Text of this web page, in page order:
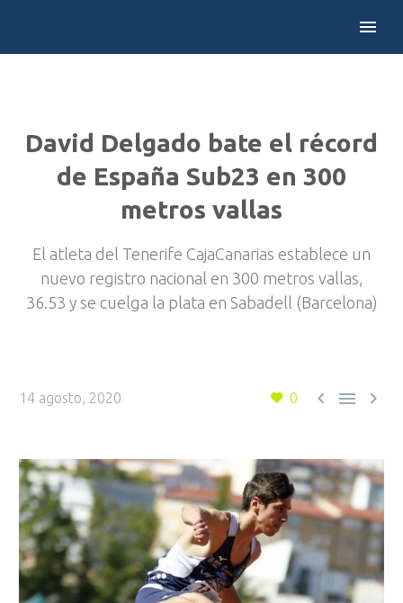
David Delgado bate el récord
de España Sub23 en 300
metros vallas
El atleta del Tenerife CajaCanarias establece un
nuevo registro nacional en 300 metros vallas,
36.53 y se cuelga la plata en Sabadell (Barcelona)
0   
14 agosto, 2020